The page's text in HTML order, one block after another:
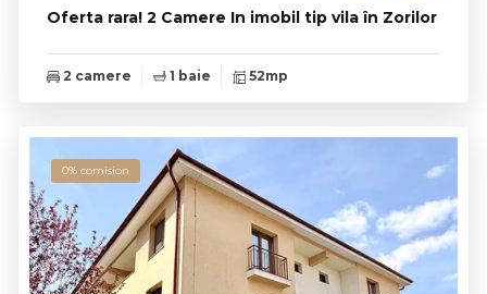
Oferta rara! 2 Camere In imobil tip vila în Zorilor
2 camere 1 baie 52mp
0% comision